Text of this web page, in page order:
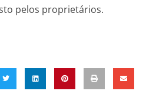
pelos proprietários.